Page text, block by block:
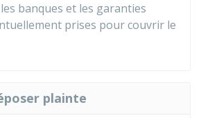
banques et les garanties
prises pour couvrir le
plainte